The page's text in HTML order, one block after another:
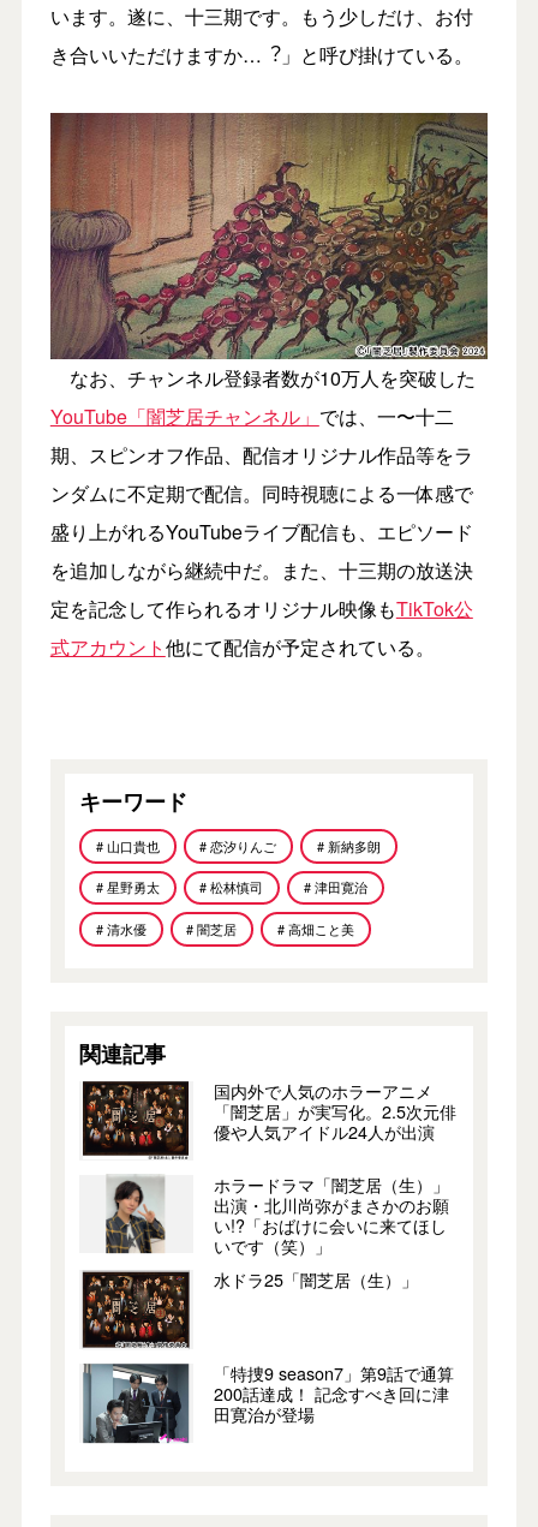
います。遂に、⼗三期です。もう少しだけ、お付
き合いいただけますか…︖」と呼び掛けている。
なお、チャンネル登録者数が10万⼈を突破した
YouTube「闇芝居チャンネル」 では、⼀〜⼗⼆
期、スピンオフ作品、配信オリジナル作品等をラ
ンダムに不定期で配信。同時視聴による⼀体感で
盛り上がれるYouTubeライブ配信も、エピソード
を追加しながら継続中だ。また、⼗三期の放送決
定を記念して作られるオリジナル映像もTikTok公
式アカウント他にて配信が予定されている。
キーワード
# ⼭⼝貴也 # 恋汐りんご # 新納多朗
# 星野勇太 # 松林慎司 # 津田寛治
# 清⽔優 # 闇芝居 # ⾼畑こと美
関連記事
国内外で人気のホラーアニメ
「闇芝居」が実写化。2.5次元俳
優や人気アイドル24人が出演
ホラードラマ「闇芝居（生）」
出演・北川尚弥がまさかのお願
い!?「おばけに会いに来てほし
いです（笑）」
水ドラ25「闇芝居（生）」
「特捜9 season7」第9話で通算
200話達成！ 記念すべき回に津
田寛治が登場